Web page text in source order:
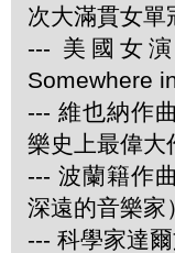
次大滿貫女單
--- 美國女
Somewhere
--- 維也納作
樂史上最偉大
--- 波蘭籍作
深遠的音樂家
--- 科學家達